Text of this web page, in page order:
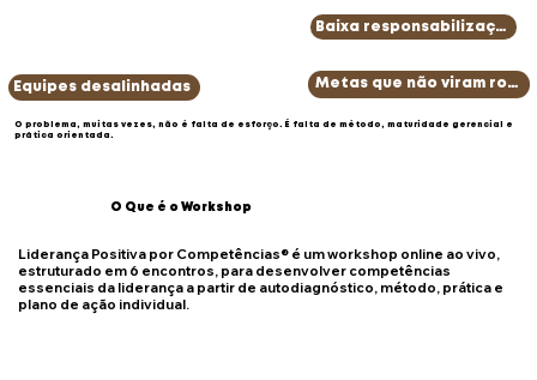
Equipes desalinhadas
O problema, muitas vezes, não é falta de esforço. É falta de método, maturidade gerencial e
prática orientada.
Baixa responsabilização
Metas que não viram
O Que é o Workshop
Liderança Positiva por Competências® é um workshop online ao vivo,
estruturado em 6 encontros, para desenvolver competências
essenciais da liderança a partir de autodiagnóstico, método, prática e
plano de ação individual.